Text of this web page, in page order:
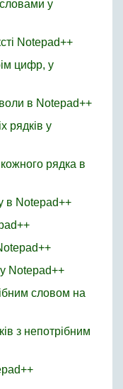
у
Notepad++
цифр, у
в Notepad++
рядків у
рядка в
в Notepad++
Notepad++
словом на
з непотрібним